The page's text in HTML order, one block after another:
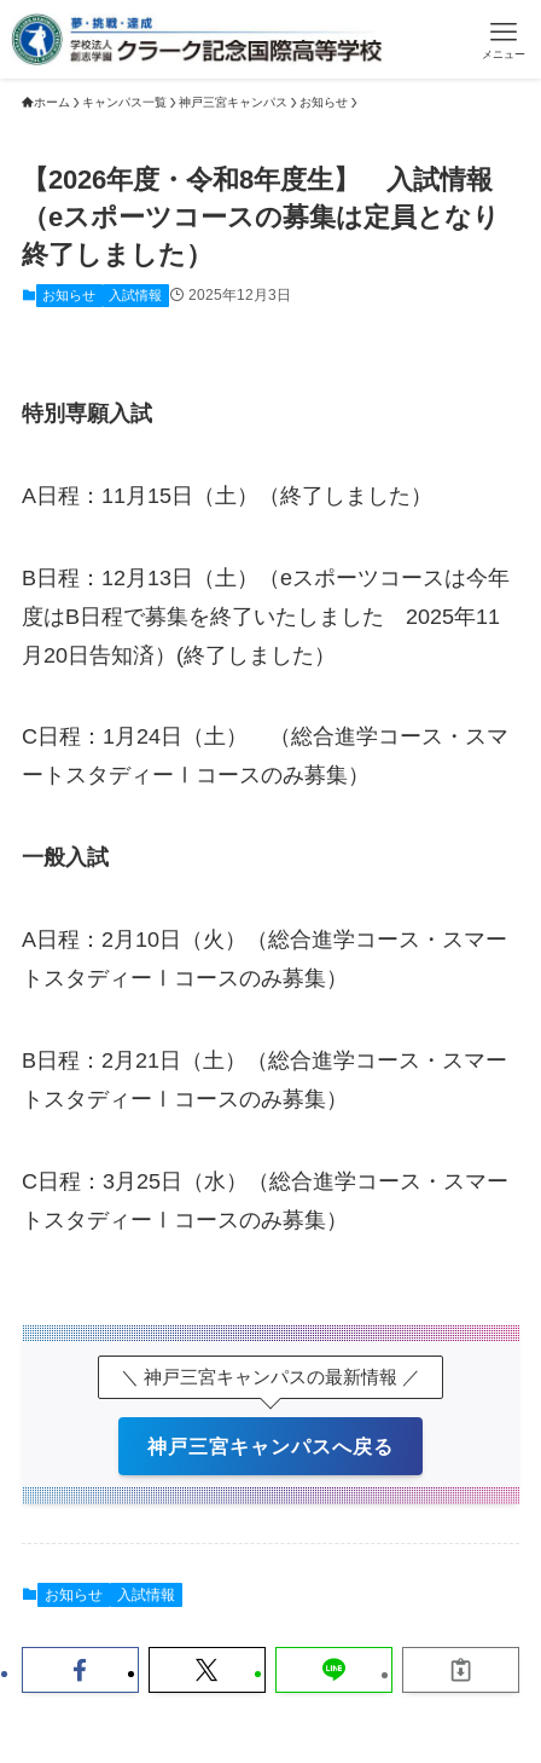
メニュー
ホーム キャンパス一覧 神戸三宮キャンパス お知らせ
【2026年度・令和8年度生】 入試情報
（eスポーツコースの募集は定員となり
終了しました）
お知らせ 入試情報 2025年12月3日
特別専願入試
A日程：11月15日（土）（終了しました）
B日程：12月13日（土）（eスポーツコースは今年
度はB日程で募集を終了いたしました 2025年11
月20日告知済）(終了しました）
C日程：1月24日（土） （総合進学コース・スマ
ートスタディーⅠコースのみ募集）
一般入試
A日程：2月10日（火）（総合進学コース・スマー
トスタディーⅠコースのみ募集）
B日程：2月21日（土）（総合進学コース・スマー
トスタディーⅠコースのみ募集）
C日程：3月25日（水）（総合進学コース・スマー
トスタディーⅠコースのみ募集）
＼ 神戸三宮キャンパスの最新情報 ／
神戸三宮キャンパスへ戻る
お知らせ 入試情報